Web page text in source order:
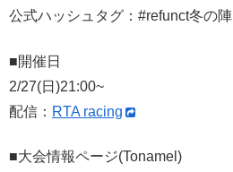
公式ハッシュタグ：#refunct冬の陣
■開催日
2/27(日)21:00~
配信： RTA racing
■大会情報ページ(Tonamel)